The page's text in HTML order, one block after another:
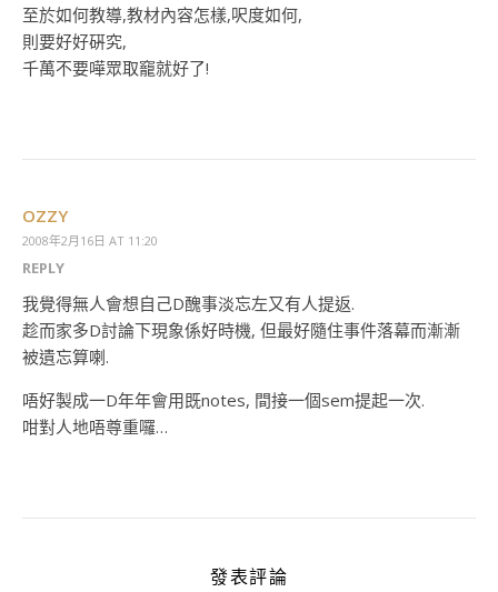
至於如何教導,教材內容怎樣,呎度如何,
則要好好硏究,
千萬不要嘩眾取竉就好了!
OZZY
2008年2月16日 AT 11:20
REPLY
我覺得無人會想自己D醜事淡忘左又有人提返.
趁而家多D討論下現象係好時機, 但最好隨住事件落幕而漸漸
被遺忘算喇.
唔好製成一D年年會用既notes, 間接一個sem提起一次.
咁對人地唔尊重囉…
發表評論